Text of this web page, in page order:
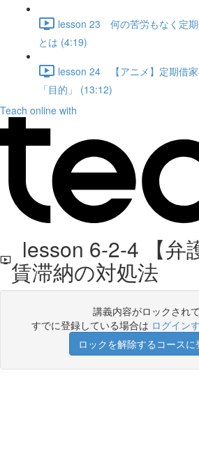
lesson 23 何の苦労もなく定
とは (4:19)
lesson 24 【アニメ】定期借家
「目的」 (13:12)
Teach online with
lesson 6-2-4 【弁
賃滞納の対処法
講義内容がロックされ
すでに登録している場合は ログイン
ロックを解除するコースに